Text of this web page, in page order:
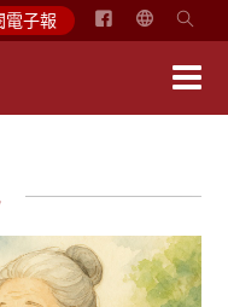
電子報
简
徵文賞析